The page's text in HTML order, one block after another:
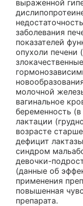
выраженной
заболевания
показателей
опухоли печени
молочной
вагинальное
беременность
лактации
возрасте
дефицит
синдром
девочки-
(данные об
применения
повышенная
препарата.